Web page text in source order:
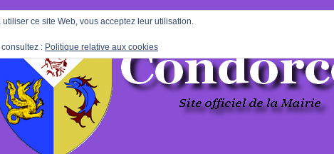
ce site Web, vous acceptez leur utilisation.
: Politique relative aux cookies